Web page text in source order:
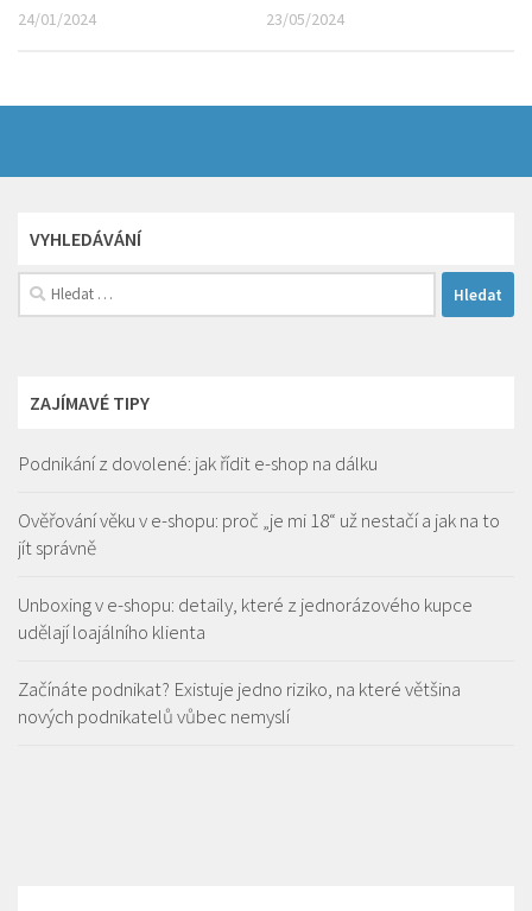
24/01/2024 23/05/2024
VYHLEDÁVÁNÍ
Vyhledávání
ZAJÍMAVÉ TIPY
Podnikání z dovolené: jak řídit e-shop na dálku
Ověřování věku v e-shopu: proč „je mi 18“ už nestačí a jak na to
jít správně
Unboxing v e-shopu: detaily, které z jednorázového kupce
udělají loajálního klienta
Začínáte podnikat? Existuje jedno riziko, na které většina
nových podnikatelů vůbec nemyslí